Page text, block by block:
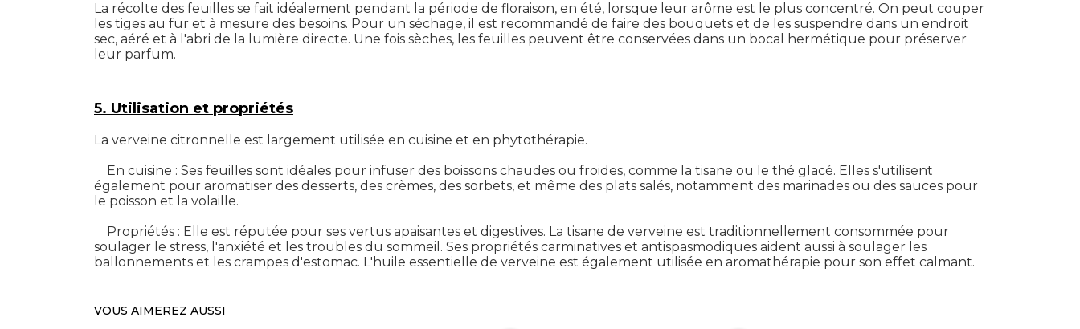
La récolte des feuilles se fait idéalement pendant la période de floraison, en été, lorsque leur arôme est le plus concentré. On peut couper
les tiges au fur et à mesure des besoins. Pour un séchage, il est recommandé de faire des bouquets et de les suspendre dans un endroit
sec, aéré et à l'abri de la lumière directe. Une fois sèches, les feuilles peuvent être conservées dans un bocal hermétique pour préserver
leur parfum.
5. Utilisation et propriétés
La verveine citronnelle est largement utilisée en cuisine et en phytothérapie.
En cuisine : Ses feuilles sont idéales pour infuser des boissons chaudes ou froides, comme la tisane ou le thé glacé. Elles s'utilisent
également pour aromatiser des desserts, des crèmes, des sorbets, et même des plats salés, notamment des marinades ou des sauces pour
le poisson et la volaille.
Propriétés : Elle est réputée pour ses vertus apaisantes et digestives. La tisane de verveine est traditionnellement consommée pour
soulager le stress, l'anxiété et les troubles du sommeil. Ses propriétés carminatives et antispasmodiques aident aussi à soulager les
ballonnements et les crampes d'estomac. L'huile essentielle de verveine est également utilisée en aromathérapie pour son effet calmant.
VOUS AIMEREZ AUSSI